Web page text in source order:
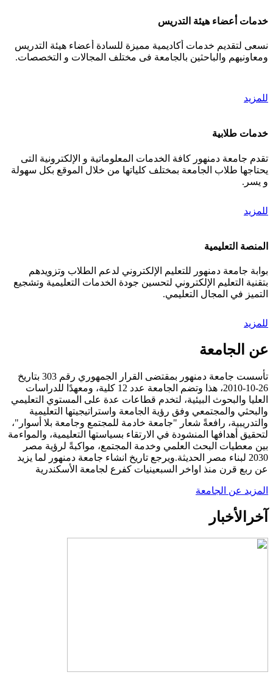
خدمات أعضاء هيئة التدريس
نسعى لتقديم خدمات أكاديمية مميزة للسادة أعضاء هيئة التدريس
ومعاونيهم والباحثين بالجامعة فى مختلف المجالات و التخصصات.
للمزيد
خدمات طلابية
تقدم جامعة دمنهور كافة الخدمات المعلوماتية و الإلكترونية التى
يحتاجها طلاب الجامعة بمختلف كلياتها من خلال الموقع بكل سهولة
و يسر.
للمزيد
المنصة التعليمية
بوابة جامعة دمنهور للتعليم الإلكتروني لدعم الطلاب وتزويدهم
بتقنية التعليم الإلكتروني لتحسين جودة الخدمات التعليمية وتشجيع
التميز في المجال التعليمي.
للمزيد
عن الجامعة
تأسست جامعة دمنهور بمقتضى القرار الجمهوري رقم 303 بتاريخ
26-10-2010، هذا وتضم الجامعة عدد 12 كلية، ومعهدًا للدراسات
العليا والبحوث البيئية، لتخدم قطاعات عدة على المستوي التعليمي
والبحثي والمجتمعي وفق رؤية الجامعة واستراتيجيتها التعليمية
والتدريبية، رافعةً شعار "جامعة خادمة للمجتمع وجامعة بلا أسوار"،
لتحقيق أهدافها المنشودة في الارتقاء بسياستها التعليمية، والمواءمة
بين معطيات البحث العلمي وخدمة المجتمع، مواكبةً لرؤية مصر
2030 لبناء مصر الحديثة.ويرجع تاريخ انشاء جامعة دمنهور لما يزيد
عن ربع قرن منذ اواخر السبعينيات كفرع لجامعة الأسكندرية
المزيد عن الجامعة
آخر الأخبار